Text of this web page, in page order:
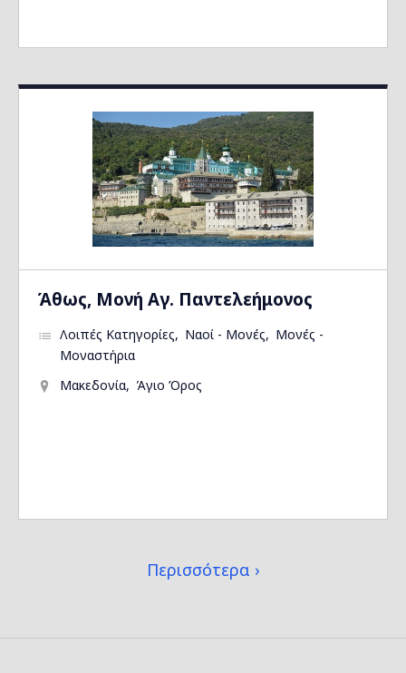
Άθως, Μονή Αγ. Παντελεήμονος
Λοιπές Κατηγορίες Ναοί - Μονές
Μονές -
Μοναστήρια
Μακεδονία
Άγιο Όρος
Περισσότερα